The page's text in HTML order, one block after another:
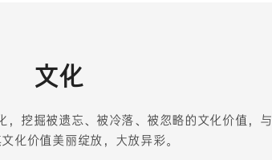
文化
，挖掘被遗忘、被冷落、被忽略的文化价值，
化价值美丽绽放，大放异彩。